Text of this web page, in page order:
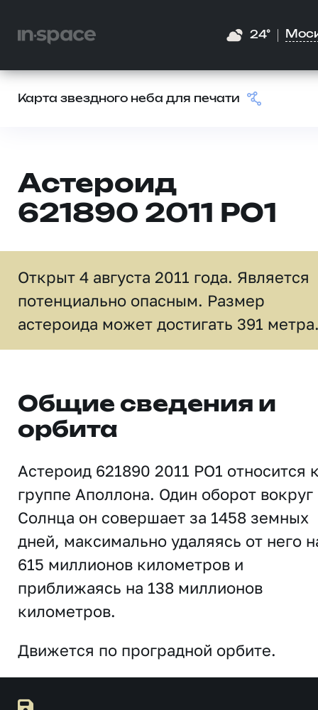
24°
Карта звездного неба для печати
Астероид
621890 2011 PO1
Открыт 4 августа 2011 года. Является
потенциально опасным. Размер
астероида может достигать 391
Общие сведения и
орбита
Астероид 621890 2011 PO1 относится
группе Аполлона. Один оборот вокруг
Солнца он совершает за 1458 земных
дней, максимально удаляясь от него
615 миллионов километров и
приближаясь на 138 миллионов
километров.
Движется по проградной орбите.